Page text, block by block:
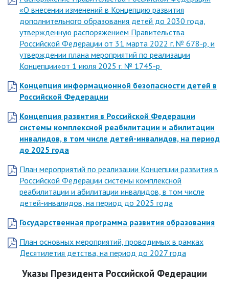
«О внесении изменений в Концепцию развития
дополнительного образования детей до 2030 года,
утвержденную распоряжением Правительства
Российской Федерации от 31 марта 2022 г. № 678-р, и
утверждении плана мероприятий по реализации
Концепции»от 1 июля 2025 г. № 1745-р
Концепция информационной безопасности детей в
Российской Федерации
Концепция развития в Российской Федерации
системы комплексной реабилитации и абилитации
инвалидов, в том числе детей-инвалидов, на период
до 2025 года
План мероприятий по реализации Концепции развития в
Российской Федерации системы комплексной
реабилитации и абилитации инвалидов, в том числе
детей-инвалидов, на период до 2025 года
Государственная программа развития образования
План основных мероприятий, проводимых в рамках
Десятилетия детства, на период до 2027 года
Указы Президента Российской Федерации